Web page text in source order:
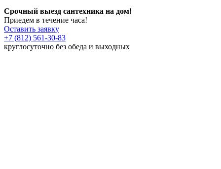
Срочный выезд сантехника на дом!
Приедем в течение часа!
Оставить заявку
+7 (812) 561-30-83
круглосуточно без обеда и выходных